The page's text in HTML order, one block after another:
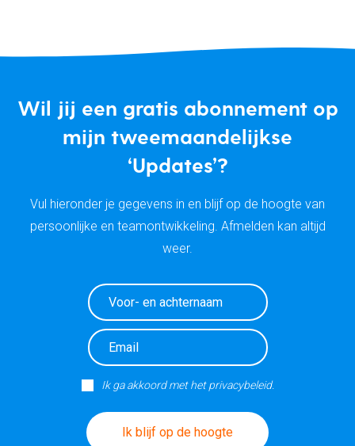
Wil jij een gratis abonnement op
mijn tweemaandelijkse
‘Updates’?
Vul hieronder je gegevens in en blijf op de hoogte van
persoonlijke en teamontwikkeling. Afmelden kan altijd
weer.
Ik ga akkoord met het privacybeleid.
Ik blijf op de hoogte